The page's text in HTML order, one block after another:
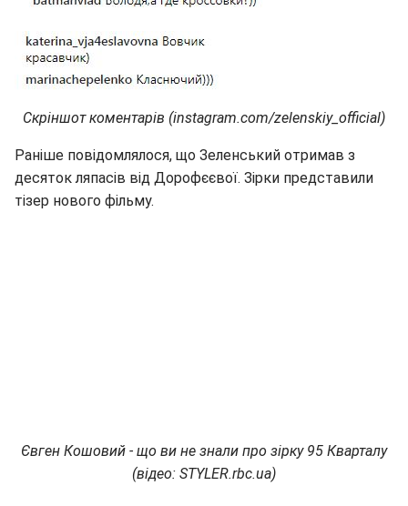
Скріншот коментарів (instagram.com/zelenskiy_official)
Раніше повідомлялося, що Зеленський отримав з
десяток ляпасів від Дорофєєвої. Зірки представили
тізер нового фільму.
Євген Кошовий - що ви не знали про зірку 95 Кварталу
(відео: STYLER.rbc.ua)